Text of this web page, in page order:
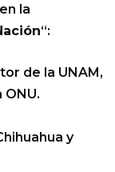
la
“:
de la UNAM,
y